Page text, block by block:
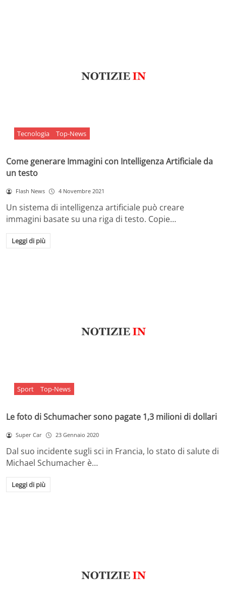
Tecnologia Top-News
Come generare Immagini con Intelligenza Artificiale da
un testo
Flash News 4 Novembre 2021
Un sistema di intelligenza artificiale può creare
immagini basate su una riga di testo. Copie…
Leggi di più
Sport Top-News
Le foto di Schumacher sono pagate 1,3 milioni di dollari
Super Car 23 Gennaio 2020
Dal suo incidente sugli sci in Francia, lo stato di salute di
Michael Schumacher è…
Leggi di più